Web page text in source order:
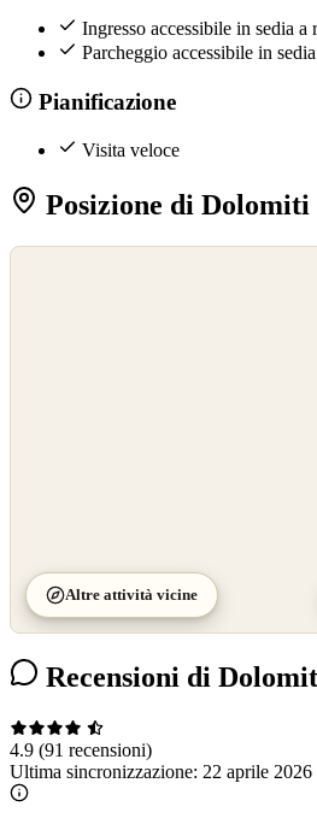
Ingresso accessibile in sedia a
Parcheggio accessibile in
Pianificazione
Visita veloce
Posizione di Dolomiti
Altre attività vicine
Recensioni di
4.9 (91 recensioni)
Ultima sincronizzazione: 22 aprile 2026